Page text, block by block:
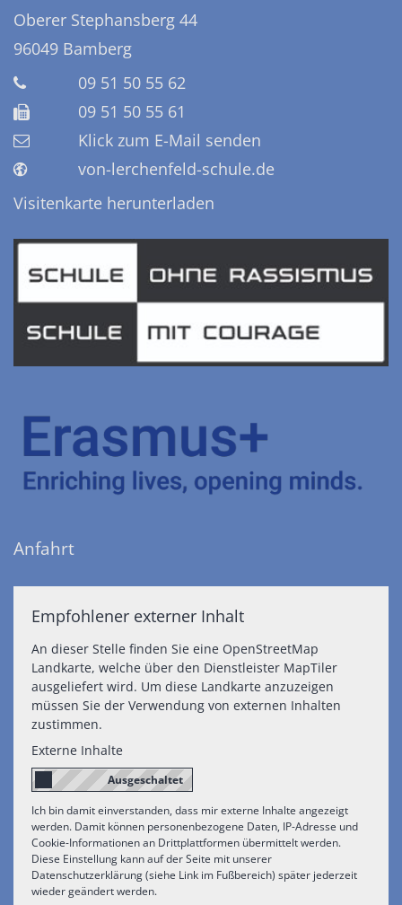
Oberer Stephansberg 44
96049 Bamberg
09 51 50 55 62
09 51 50 55 61
Klick zum E-Mail senden
von-lerchenfeld-schule.de
Visitenkarte herunterladen
Anfahrt
Empfohlener externer Inhalt
An dieser Stelle finden Sie eine OpenStreetMap
Landkarte, welche über den Dienstleister MapTiler
ausgeliefert wird. Um diese Landkarte anzuzeigen
müssen Sie der Verwendung von externen Inhalten
zustimmen.
Externe Inhalte
Ich bin damit einverstanden, dass mir externe Inhalte angezeigt
werden. Damit können personenbezogene Daten, IP-Adresse und
Cookie-Informationen an Drittplattformen übermittelt werden.
Diese Einstellung kann auf der Seite mit unserer
Datenschutzerklärung (siehe Link im Fußbereich) später jederzeit
wieder geändert werden.